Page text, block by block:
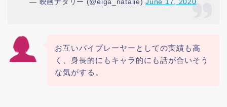
お互いバイプレーヤーとしての実績も高
く、身長的にもキャラ的にも話が合いそう
な気がする。